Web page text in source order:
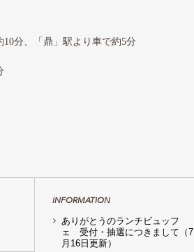
分、「鼎」駅より車で約5分
INFORMATION
ありがとうのランチビュッフ
ェ 受付・抽選につきまして（7
月16日更新）